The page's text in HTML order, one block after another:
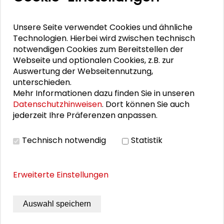
22. Runder Tisch Wissenschaftsstadt Darmstadt
Gemeinsamer Aufruf zur Bundestagswahl am 23.
Februar
PERSONEN IM KONTEXT
Unsere Seite verwendet Cookies und ähnliche
Technologien. Hierbei wird zwischen technisch
notwendigen Cookies zum Bereitstellen der
Webseite und optionalen Cookies, z.B. zur
Auswertung der Webseitennutzung,
unterschieden.
Mehr Informationen dazu finden Sie in unseren
Datenschutzhinweisen. Dort können Sie auch
jederzeit Ihre Präferenzen anpassen.
Technisch notwendig Statistik
Erweiterte Einstellungen
Auswahl speichern